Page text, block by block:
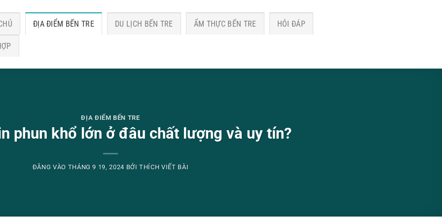
ĐỊA ĐIỂM BẾN TRE DU LỊCH BẾN TRE ẨM THỰC BẾN TRE HỎI ĐÁP
ĐỊA ĐIỂM BẾN TRE
phun khổ lớn ở đâu chất lượng và uy tín?
ĐĂNG VÀO THÁNG 9 19, 2024 BỞITHÍCH VIẾT BÀI